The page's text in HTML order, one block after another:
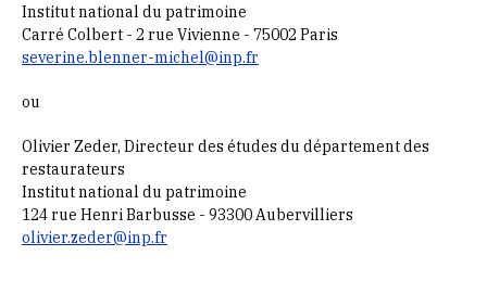
Institut national du patrimoine
Carré Colbert - 2 rue Vivienne - 75002 Paris
severine.blenner-michel@inp.fr
ou
Olivier Zeder, Directeur des études du département des
restaurateurs
Institut national du patrimoine
124 rue Henri Barbusse - 93300 Aubervilliers
olivier.zeder@inp.fr